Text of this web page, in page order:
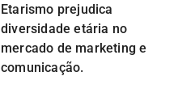
Etarismo prejudica
diversidade etária no
mercado de marketing e
comunicação.